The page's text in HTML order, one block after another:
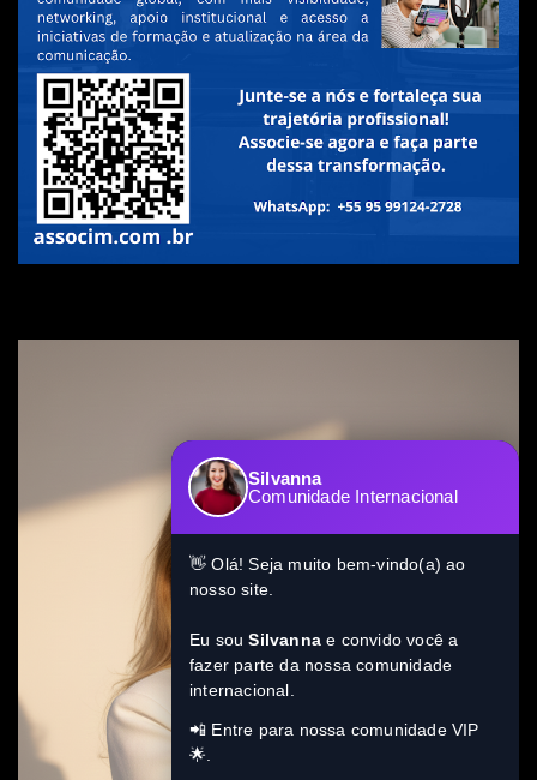
Silvanna
Comunidade Internacional
👋 Olá! Seja muito bem-vindo(a) ao
nosso site.
Eu souSilvanna e convido você a
fazer parte da nossa comunidade
internacional.
📲 Entre para nossa comunidade VIP
🌟.